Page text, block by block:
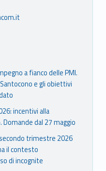
a fianco delle PMI.
e gli obiettivi
incentivi alla
dal 27 maggio
trimestre 2026
il contesto
di incognite